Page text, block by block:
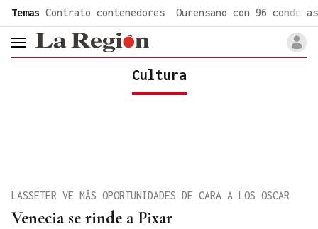
Temas Contrato contenedores Ourensano con 96 condenas
header.menu.open
Cultura
Venecia se rinde a Pixar
LASSETER VE MÁS OPORTUNIDADES DE CARA A LOS OSCAR